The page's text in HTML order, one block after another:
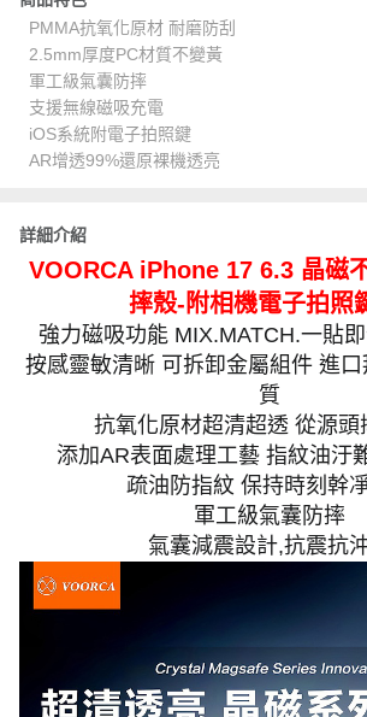
PMMA抗氧化原材 耐磨防刮
2.5mm厚度PC材質不變黃
軍工級氣囊防摔
支援無線磁吸充電
iOS系統附電子拍照鍵
AR增透99%還原裸機透亮
詳細介紹
VOORCA iPhone 17 6.3 晶磁
摔殼-附相機電子拍照
強力磁吸功能 MIX.MATCH.一貼
按感靈敏清晰 可拆卸金屬組件 進
質
抗氧化原材超清超透 從源頭
添加AR表面處理工藝 指紋油汙
疏油防指紋 保持時刻幹
軍工級氣囊防摔
氣囊減震設計,抗震抗